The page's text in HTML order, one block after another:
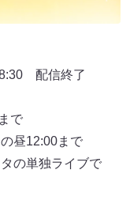
配信終了
で
昼12:00まで
の単独ライブで